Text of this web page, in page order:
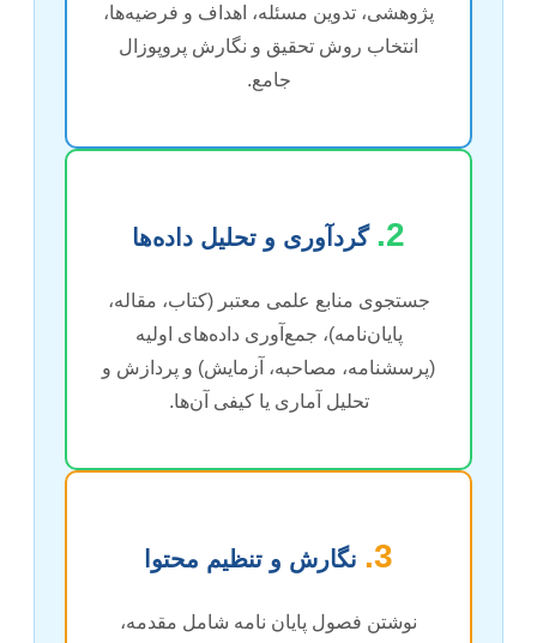
پژوهشی، تدوین مسئله، اهداف و فرضیه‌ها،
انتخاب روش تحقیق و نگارش پروپوزال
جامع.
2. گردآوری و تحلیل داده‌ها
جستجوی منابع علمی معتبر (کتاب، مقاله،
پایان‌نامه)، جمع‌آوری داده‌های اولیه
(پرسشنامه، مصاحبه، آزمایش) و پردازش و
تحلیل آماری یا کیفی آن‌ها.
3. نگارش و تنظیم محتوا
نوشتن فصول پایان نامه شامل مقدمه،